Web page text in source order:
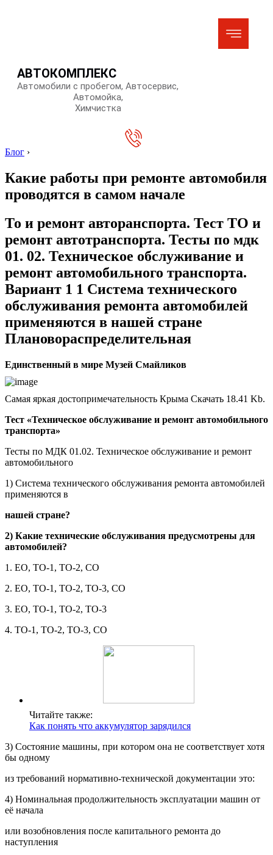
АВТОКОМПЛЕКС
Автомобили с пробегом, Автосервис,
Автомойка,
Химчистка
Блог ›
Какие работы при ремонте автомобиля
проводятся в самом начале
То и ремонт авторанспорта. Тест ТО и
ремонт автотранспорта. Тесты по мдк
01. 02. Техническое обслуживание и
ремонт автомобильного транспорта.
Вариант 1 1 Система технического
обслуживания ремонта автомобилей
применяются в нашей стране
Плановораспределительная
Единственный в мире Музей Смайликов
Самая яркая достопримечательность Крыма Скачать 18.41 Kb.
Тест «Техническое обслуживание и ремонт автомобильного
транспорта»
Тесты по МДК 01.02. Техническое обслуживание и ремонт
автомобильного
1) Система технического обслуживания ремонта автомобилей
применяются в
нашей стране?
2) Какие технические обслуживания предусмотрены для
автомобилей?
1. ЕО, ТО-1, ТО-2, СО
2. ЕО, ТО-1, ТО-2, ТО-3, СО
3. ЕО, ТО-1, ТО-2, ТО-3
4. ТО-1, ТО-2, ТО-3, СО
Читайте также:
Как понять что аккумулятор зарядился
3) Состояние машины, при котором она не соответствует хотя
бы одному
из требований нормативно-технической документации это:
4) Номинальная продолжительность эксплуатации машин от
её начала
или возобновления после капитального ремонта до
наступления